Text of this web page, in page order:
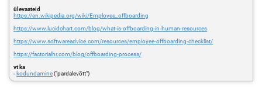
ülevaateid
https://en.wikipedia.org/wiki/Employee_offboarding
https://www.lucidchart.com/blog/what-is-offboarding-in-human-resources
https://www.softwareadvice.com/resources/employee-offboarding-checklist/
https://factorialhr.com/blog/offboarding-process/
vt ka
- kodundamine("pardalevõtt")